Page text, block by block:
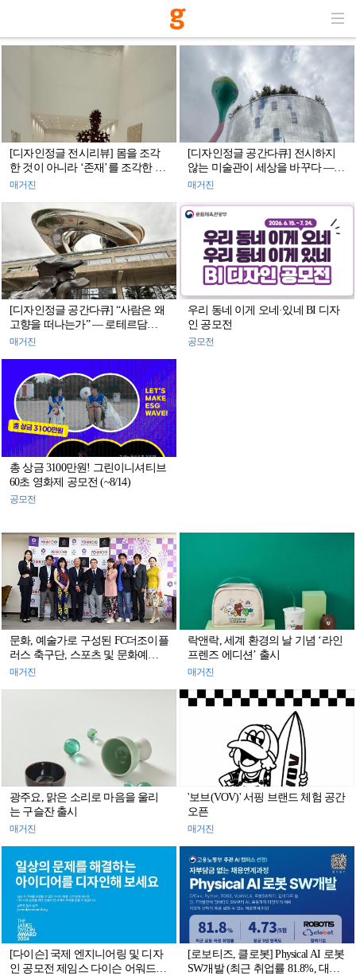
[디자인정글 전시리뷰] 몸을 조각
한 것이 아니라 ‘존재’를 조각한 사
람 — <안토니 곰리 특별전
매거진
[디자인정글 공간다큐] 전시하지
않는 미술관이 세상을 바꾸다 —
로테르담 ‘보이만스 반 뵈닝겐 데
매거진
[디자인정글 공간다큐] “사람은 왜
고향을 떠나는가” — 로테르담
FENIX가 건축으로 기록한 ‘이주의
매거진
우리 동네 이게 오네·있네 BI 디자
인 공모전
공모전
총 상금 3100만원! 그린이니셔티브
60초 영화제 공모전 (~8/14)
공모전
문화, 예술가로 구성된 FC더조이플
러스 축구단, 스포츠 및 문화예술
분야 민간 교류 활동 펼쳐
매거진
락앤락, 세계 환경의 날 기념 ‘라인
프렌즈 에디션’ 출시
매거진
광주요, 맑은 소리로 마음을 울리
는 구슬잔 출시
매거진
'보브(VOV)' 서핑 브랜드 체험 공간
오픈
매거진
[다이슨] 국제 엔지니어링 및 디자
인 공모전 제임스 다이슨 어워드
[로보티즈, 클로봇] Physical AI 로봇
SW개발 (최근 취업률 81.8%, 대기